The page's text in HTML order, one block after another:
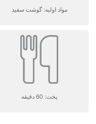
مواد اولیه: گوشت سفید
پخت: 60 دقیقه